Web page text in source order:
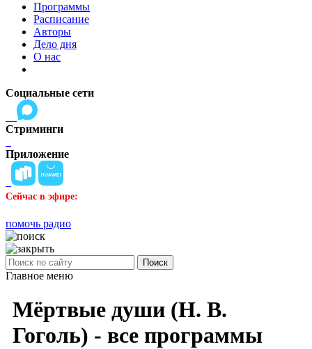
Программы
Расписание
Авторы
Дело дня
О нас
Социальные сети
Стриминги
Приложение
Сейчас в эфире:
помочь радио
Поиск
Главное меню
Мёртвые души (Н. В.
Гоголь) - все программы